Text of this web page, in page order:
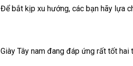
Để bắt kịp xu hướng, các bạn hãy lựa
Giày Tây namđang đáp ứng rất tốt hai